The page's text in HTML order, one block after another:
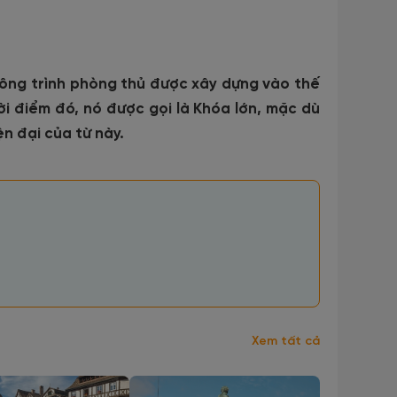
trình phòng thủ được xây dựng vào thế
điểm đó, nó được gọi là Khóa lớn, mặc dù
đại của từ này.
Xem tất cả